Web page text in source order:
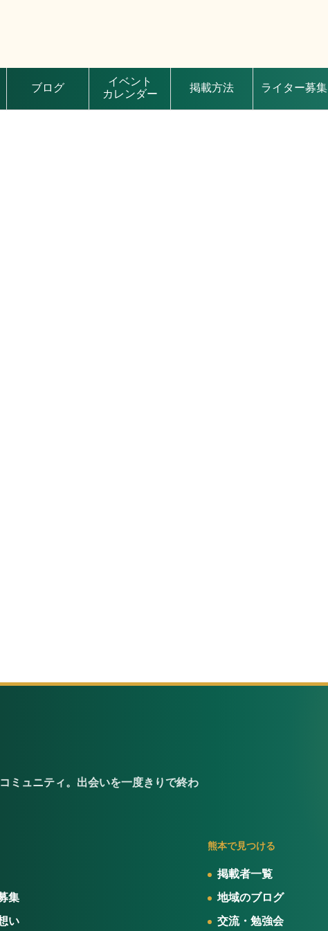
ブログ
イベント
カレンダー
掲載方法 ライター募集
ミュニティ。出会いを一度きりで終わ
集
い
熊本で見つける
掲載者一覧
地域のブログ
交流・勉強会